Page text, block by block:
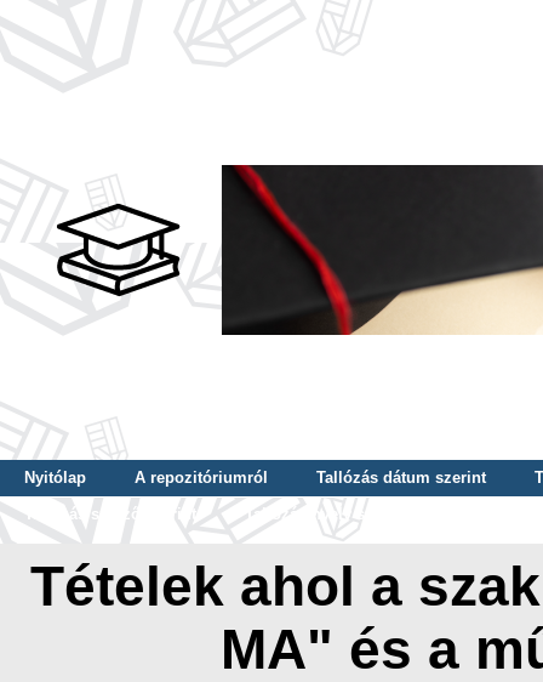
Nyitólap A repozitóriumról Tallózás dátum szerint
Tallózás szerző szerint
Tallózás nyelv szerint
Tételek ahol a
MA" és a